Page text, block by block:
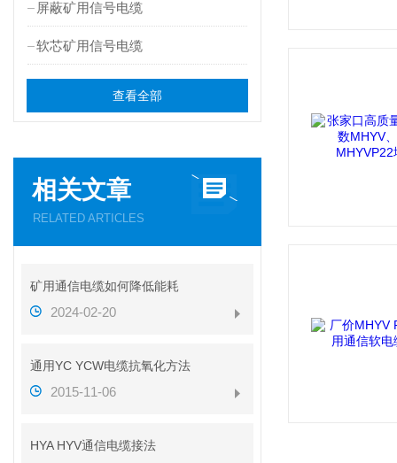
屏蔽矿用信号电缆
软芯矿用信号电缆
查看全部
相关文章
RELATED ARTICLES
矿用通信电缆如何降低能耗
2024-02-20
通用YC YCW电缆抗氧化方法
2015-11-06
HYA HYV通信电缆接法